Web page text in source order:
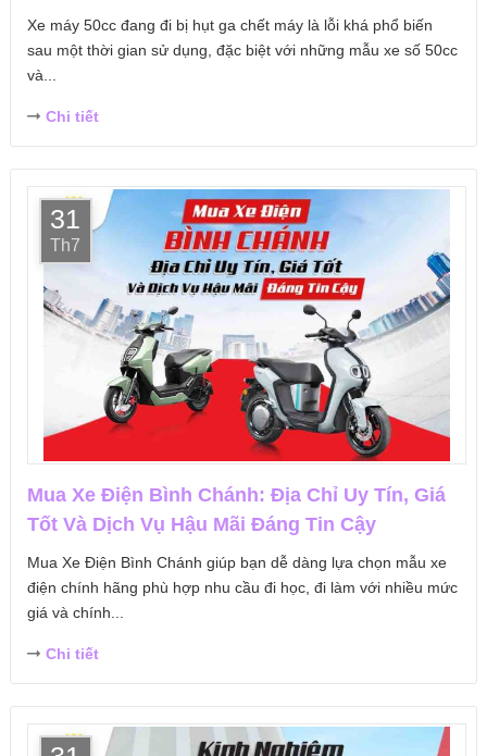
Xe máy 50cc đang đi bị hụt ga chết máy là lỗi khá phổ biến
sau một thời gian sử dụng, đặc biệt với những mẫu xe số 50cc
và...
Chi tiết
31
Th7
Mua Xe Điện Bình Chánh: Địa Chỉ Uy Tín, Giá
Tốt Và Dịch Vụ Hậu Mãi Đáng Tin Cậy
Mua Xe Điện Bình Chánh giúp bạn dễ dàng lựa chọn mẫu xe
điện chính hãng phù hợp nhu cầu đi học, đi làm với nhiều mức
giá và chính...
Chi tiết